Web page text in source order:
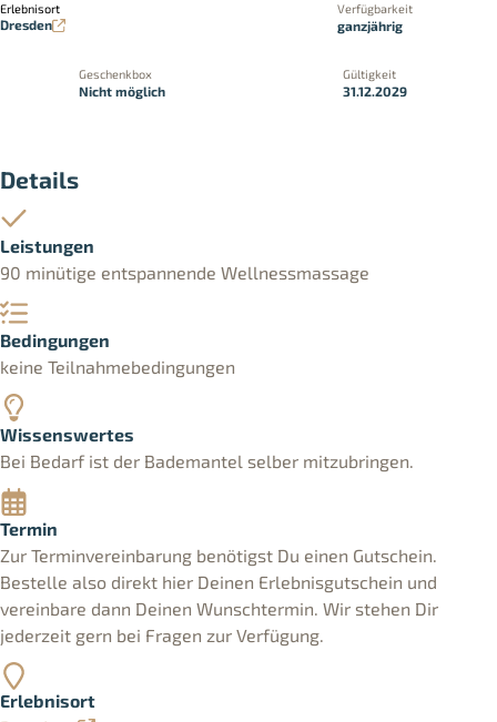
Erlebnisort
Dresden
Verfügbarkeit
ganzjährig
Geschenkbox
Nicht möglich
Gültigkeit
31.12.2029
Details
Leistungen
90 minütige entspannende Wellnessmassage
Bedingungen
keine Teilnahmebedingungen
Wissenswertes
Bei Bedarf ist der Bademantel selber mitzubringen.
Termin
Zur Terminvereinbarung benötigst Du einen Gutschein.
Bestelle also direkt hier Deinen Erlebnisgutschein und
vereinbare dann Deinen Wunschtermin. Wir stehen Dir
jederzeit gern bei Fragen zur Verfügung.
Erlebnisort